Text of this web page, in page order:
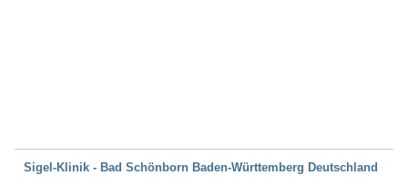
Sigel-Klinik - Bad Schönborn Baden-Württemberg Deutschland